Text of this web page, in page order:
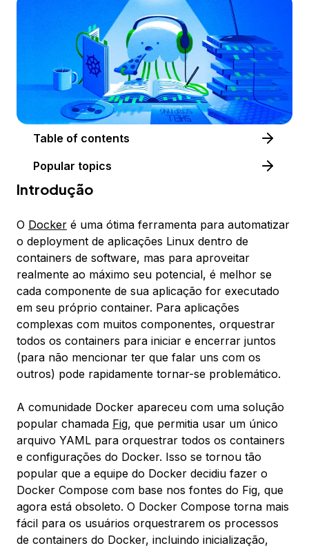
Table of contents
Popular topics
Introdução
O Docker é uma ótima ferramenta para automatizar
o deployment de aplicações Linux dentro de
containers de software, mas para aproveitar
realmente ao máximo seu potencial, é melhor se
cada componente de sua aplicação for executado
em seu próprio container. Para aplicações
complexas com muitos componentes, orquestrar
todos os containers para iniciar e encerrar juntos
(para não mencionar ter que falar uns com os
outros) pode rapidamente tornar-se problemático.
A comunidade Docker apareceu com uma solução
popular chamada Fig, que permitia usar um único
arquivo YAML para orquestrar todos os containers
e configurações do Docker. Isso se tornou tão
popular que a equipe do Docker decidiu fazer o
Docker Compose com base nos fontes do Fig, que
agora está obsoleto. O Docker Compose torna mais
fácil para os usuários orquestrarem os processos
de containers do Docker, incluindo inicialização,